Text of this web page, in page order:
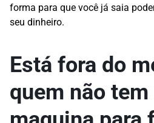
forma para que você já saia
seu dinheiro.
Está fora do
quem não tem